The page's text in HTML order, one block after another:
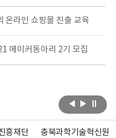
온라인 쇼핑몰 진출 교육
메이커동아리 2기 모집
흥재단 충북과학기술혁신원